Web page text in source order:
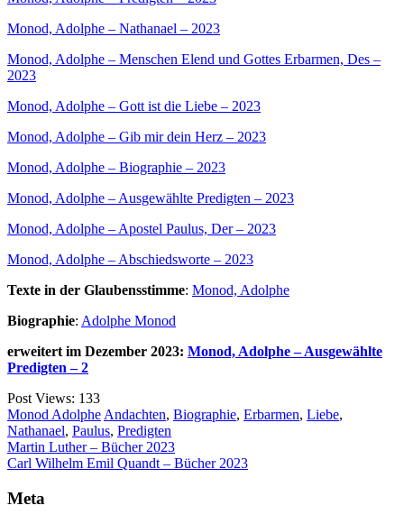
Monod, Adolphe – Nathanael – 2023
Monod, Adolphe – Menschen Elend und Gottes Erbarmen, Des –
2023
Monod, Adolphe – Gott ist die Liebe – 2023
Monod, Adolphe – Gib mir dein Herz – 2023
Monod, Adolphe – Biographie – 2023
Monod, Adolphe – Ausgewählte Predigten – 2023
Monod, Adolphe – Apostel Paulus, Der – 2023
Monod, Adolphe – Abschiedsworte – 2023
Texte in der Glaubensstimme: Monod, Adolphe
Biographie: Adolphe Monod
erweitert im Dezember 2023: Monod, Adolphe – Ausgewählte
Predigten – 2
Post Views: 133
Monod Adolphe Andachten, Biographie, Erbarmen, Liebe,
Nathanael, Paulus, Predigten
Beitragsnavigation
Martin Luther – Bücher 2023
Carl Wilhelm Emil Quandt – Bücher 2023
Meta